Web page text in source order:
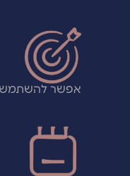
אפשר להשתמש